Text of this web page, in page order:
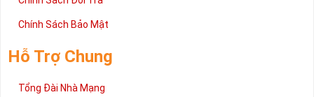
Chính Sách Bảo Mật
Hỗ Trợ Chung
Tổng Đài Nhà Mạng